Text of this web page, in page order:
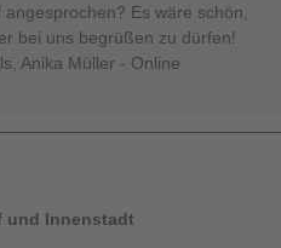
Es wäre schön,
bei uns begrüßen zu dürfen!
Anika Müller - Online
und Innenstadt